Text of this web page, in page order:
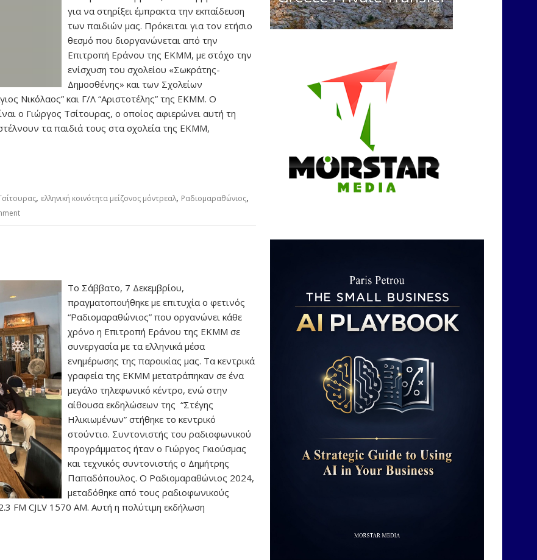
για να στηρίξει έμπρακτα την εκπαίδευση
των παιδιών μας. Πρόκειται για τον ετήσιο
θεσμό που διοργανώνεται από την
Επιτροπή Εράνου της ΕΚΜΜ, με στόχο την
ενίσχυση του σχολείου «Σωκράτης-
Δημοσθένης» και των Σχολείων
Νικόλαος” και Γ/Λ “Αριστοτέλης” της ΕΚΜΜ. Ο
ο Γιώργος Τσίτουρας, ο οποίος αφιερώνει αυτή τη
τα παιδιά τους στα σχολεία της ΕΚΜΜ,
, ελληνική κοινότητα μείζονος μόντρεαλ, Ραδιομαραθώνιος,
Το Σάββατο, 7 Δεκεμβρίου,
πραγματοποιήθηκε με επιτυχία ο φετινός
“Ραδιομαραθώνιος” που οργανώνει κάθε
χρόνο η Επιτροπή Εράνου της ΕΚΜΜ σε
συνεργασία με τα ελληνικά μέσα
ενημέρωσης της παροικίας μας. Τα κεντρικά
γραφεία της ΕΚΜΜ μετατράπηκαν σε ένα
μεγάλο τηλεφωνικό κέντρο, ενώ στην
αίθουσα εκδηλώσεων της “Στέγης
Ηλικιωμένων” στήθηκε το κεντρικό
στούντιο. Συντονιστής του ραδιοφωνικού
προγράμματος ήταν ο Γιώργος Γκιούσμας
και τεχνικός συντονιστής ο Δημήτρης
Παπαδόπουλος. Ο Ραδιομαραθώνιος 2024,
μεταδόθηκε από τους ραδιοφωνικούς
FM CJLV 1570 AM. Αυτή η πολύτιμη εκδήλωση